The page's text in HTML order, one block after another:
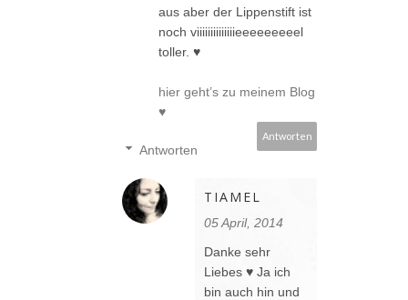
aus aber der Lippenstift ist
noch viiiiiiiiiiiiiieeeeeeeeel
toller. ♥
hier geht’s zu meinem Blog
♥
Antworten
Antworten
TIAMEL
05 April, 2014
Danke sehr
Liebes ♥ Ja ich
bin auch hin und